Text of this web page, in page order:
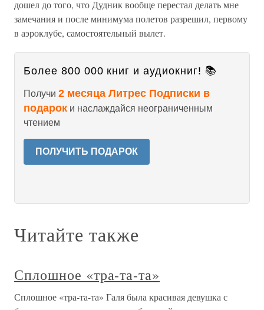
дошел до того, что Дудник вообще перестал делать мне
замечания и после минимума полетов разрешил, первому
в аэроклубе, самостоятельный вылет.
Более 800 000 книг и аудиокниг! 📚
Получи 2 месяца Литрес Подписки в
подарок и наслаждайся неограниченным
чтением
ПОЛУЧИТЬ ПОДАРОК
Читайте также
Сплошное «тра-та-та»
Сплошное «тра-та-та» Галя была красивая девушка с